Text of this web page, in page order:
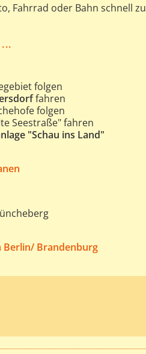
Fahrrad oder Bahn schnell zu
...
folgen
fahren
folgen
Seestraße" fahren
"Schau ins Land"
Berlin/ Brandenburg